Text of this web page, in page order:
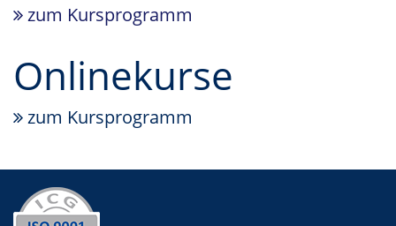
zum Kursprogramm
Onlinekurse
zum Kursprogramm